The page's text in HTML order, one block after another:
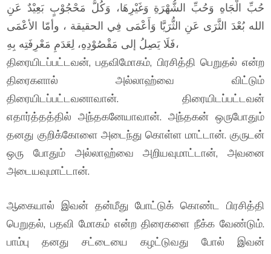
حُبِّ الْجَاهِ وَحُبِّ الشُّهْرَةِ وَغَيْرِهَا، وَكُلُّ مَحْجُوْبٍ بَعِيْدٌ عَنِ
الله بُعْدَ الثَّرَى عَنِ الثُّرَيَّا وَأَعْمَى فِي الحقيقة ، وأمّا الأعْمَى
فَلَا يَصِلُ إلى مَقْصُوْدِهِ، لِعَدَمِ مَعْرِفَتِه بِهِ،
திரையிடப்பட்டவன், பதவிமோகம், பிரசித்தி பெறுதல் என்ற
திரைகளால் அல்லாஹ்வை விட்டும்
திரையிடப்பட்டவனாவான். திரையிடப்பட்டவன்
எதார்த்தத்தில் அந்தகனேயாவான். அந்தகன் ஒருபோதும்
தனது குறிக்கோளை அடைந்து கொள்ள மாட்டான். குருடன்
ஒரு போதும் அல்லாஹ்வை அறியவுமாட்டான், அவனை
அடையவுமாட்டான்.
ஆகையால் இவன் தன்மீது போட்டுக் கொண்ட பிரசித்தி
பெறுதல், பதவி மோகம் என்ற திரைகளை நீக்க வேண்டும்.
பாம்பு தனது சட்டையை கழட்டுவது போல் இவன்